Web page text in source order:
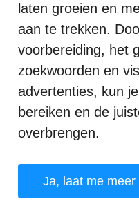
laten groeien en
aan te trekken.
voorbereiding, het
zoekwoorden en
advertenties, kun
bereiken en de
overbrengen.
Ja, laat me meer